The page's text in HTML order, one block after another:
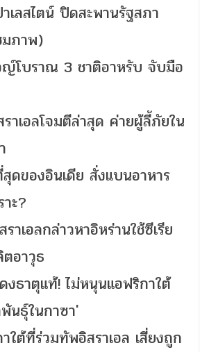
เลสไตน์ ปิดสะพานรัฐสภา
ภาพ)
ญ์โบราณ 3 ชาติอาหรับ จับมือ
าเอลโจมตีล่าสุด ค่ายผู้ลี้ภัยใน
ดของอินเดีย สั่งแบนอาหาร
ะ?
ราเอลกล่าวหาอิหร่านใช้ซีเรีย
อาวุธ
งธาตุแท้! ไม่หนุนแอฟริกาใต้
นธุ์ในกาซา'
ใต้ที่ร่วมทัพอิสราเอล เสี่ยงถูก